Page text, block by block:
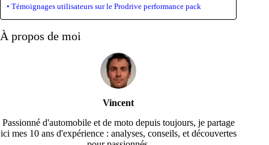
Témoignages utilisateurs sur le Prodrive performance pack
À propos de moi
Vincent
Passionné d'automobile et de moto depuis toujours, je partage
ici mes 10 ans d'expérience : analyses, conseils, et découvertes